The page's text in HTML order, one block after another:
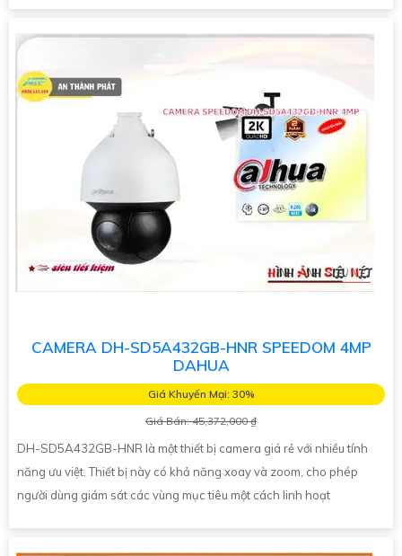
CAMERA DH-SD5A432GB-HNR SPEEDOM 4MP
DAHUA
Giá Khuyến Mại: 30%
Giá Bán: 45,372,000 ₫
DH-SD5A432GB-HNR là một thiết bị camera giá rẻ với nhiều tính
năng ưu việt. Thiết bị này có khả năng xoay và zoom, cho phép
người dùng giám sát các vùng mục tiêu một cách linh hoạt